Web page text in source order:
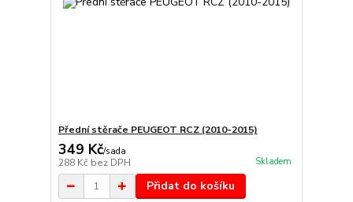
Přední stěrače PEUGEOT RCZ (2010-2015)
349 Kč/sada
288 Kč bez DPH Skladem
Přidat do košíku